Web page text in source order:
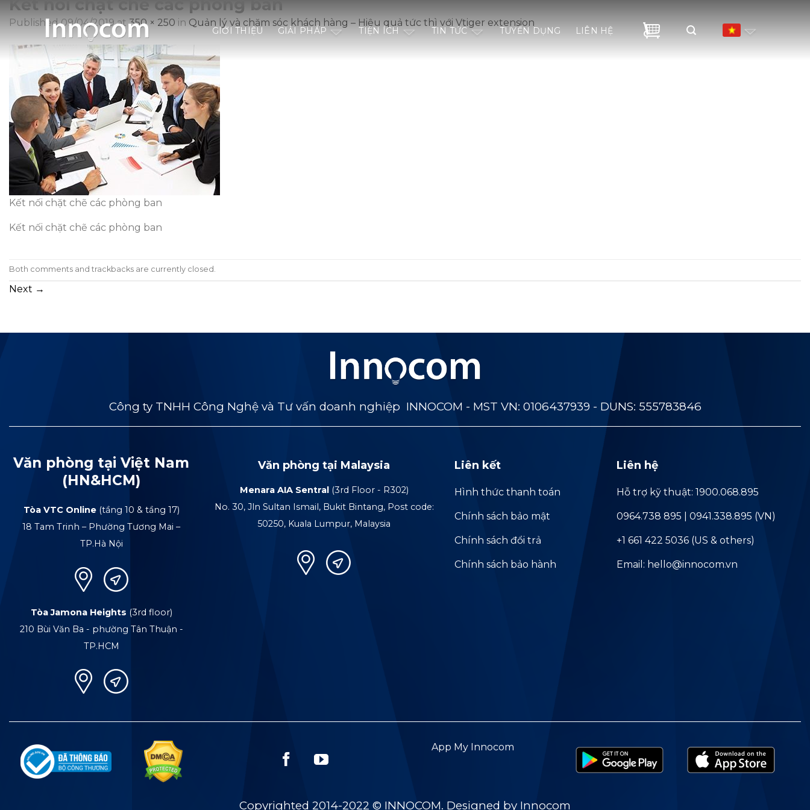
Skip
GIỚI THIỆU GIẢI PHÁP TIỆN ÍCH TIN TỨC TUYỂN DỤNG LIÊN HỆ
Kết nối chặt chẽ các phòng ban
Published09/04/2019at350 × 250 in Quản lý và chăm sóc khách hàng – Hiệu quả tức thì với Vtiger extension
Kết nối chặt chẽ các phòng ban
Kết nối chặt chẽ các phòng ban
Both comments and trackbacks are currently closed.
Next →
Công ty TNHH Công Nghệ và Tư vấn doanh nghiệp INNOCOM - MST VN: 0106437939 - DUNS: 555783846
Văn phòng tại Việt Nam
(HN&HCM)
Tòa VTC Online(tầng 10 & tầng 17)
18 Tam Trinh – Phường Tương Mai –
TP.Hà Nội
Tòa Jamona Heights (3rd floor)
210 Bùi Văn Ba - phường Tân Thuận -
TP.HCM
Văn phòng tại Malaysia
Menara AIA Sentral (3rd Floor - R302)
No. 30, Jln Sultan Ismail, Bukit Bintang, Post code:
50250, Kuala Lumpur, Malaysia
Liên kết
Hình thức thanh toán
Chính sách bảo mật
Chính sách đổi trả
Chính sách bảo hành
Liên hệ
Hỗ trợ kỹ thuật: 1900.068.895
0964.738 895 | 0941.338.895 (VN)
+1 661 422 5036 (US & others)
Email: hello@innocom.vn
App My Innocom
Copyrighted 2014-2022 © INNOCOM. Designed by Innocom